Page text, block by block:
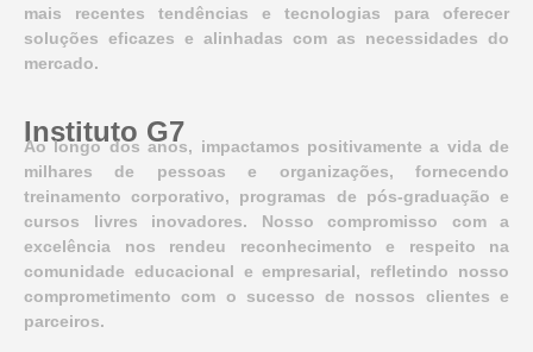
mais recentes tendências e tecnologias para oferecer
soluções eficazes e alinhadas com as necessidades do
mercado.
Instituto G7
Ao longo dos anos, impactamos positivamente a vida de
milhares de pessoas e organizações, fornecendo
treinamento corporativo, programas de pós-graduação e
cursos livres inovadores. Nosso compromisso com a
excelência nos rendeu reconhecimento e respeito na
comunidade educacional e empresarial, refletindo nosso
comprometimento com o sucesso de nossos clientes e
parceiros.